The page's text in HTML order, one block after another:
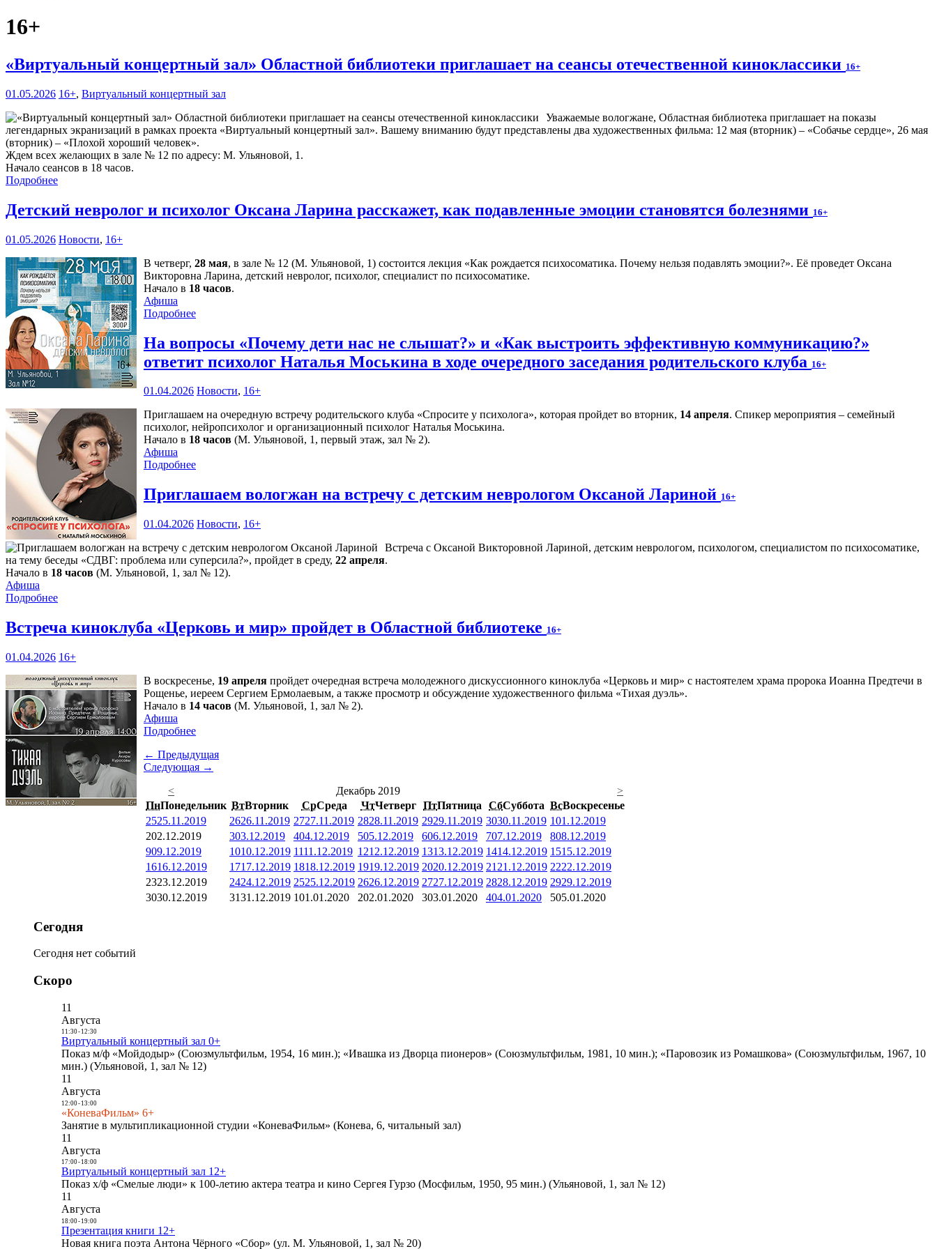
16+
«Виртуальный концертный зал» Областной библиотеки приглашает на сеансы отечественной киноклассики 16+
01.05.2026 16+, Виртуальный концертный зал
Уважаемые вологжане, Областная библиотека приглашает на показы
легендарных экранизаций в рамках проекта «Виртуальный концертный зал». Вашему вниманию будут представлены два художественных фильма: 12 мая (вторник) – «Собачье сердце», 26 мая
(вторник) – «Плохой хороший человек».
Ждем всех желающих в зале № 12 по адресу: М. Ульяновой, 1.
Начало сеансов в 18 часов.
Подробнее
Детский невролог и психолог Оксана Ларина расскажет, как подавленные эмоции становятся болезнями 16+
01.05.2026 Новости, 16+
В четверг, 28 мая, в зале № 12 (М. Ульяновой, 1) состоится лекция «Как рождается психосоматика. Почему нельзя подавлять эмоции?». Её проведет Оксана
Викторовна Ларина, детский невролог, психолог, специалист по психосоматике.
Начало в 18 часов.
Афиша
Подробнее
На вопросы «Почему дети нас не слышат?» и «Как выстроить эффективную коммуникацию?»
ответит психолог Наталья Моськина в ходе очередного заседания родительского клуба 16+
01.04.2026 Новости, 16+
Приглашаем на очередную встречу родительского клуба «Спросите у психолога», которая пройдет во вторник, 14 апреля. Спикер мероприятия – семейный
психолог, нейропсихолог и организационный психолог Наталья Моськина.
Начало в 18 часов (М. Ульяновой, 1, первый этаж, зал № 2).
Афиша
Подробнее
Приглашаем вологжан на встречу с детским неврологом Оксаной Лариной 16+
01.04.2026 Новости, 16+
Встреча с Оксаной Викторовной Лариной, детским неврологом, психологом, специалистом по психосоматике,
на тему беседы «СДВГ: проблема или суперсила?», пройдет в среду, 22 апреля.
Начало в 18 часов (М. Ульяновой, 1, зал № 12).
Афиша
Подробнее
Встреча киноклуба «Церковь и мир» пройдет в Областной библиотеке 16+
01.04.2026 16+
В воскресенье, 19 апреля пройдет очередная встреча молодежного дискуссионного киноклуба «Церковь и мир» с настоятелем храма пророка Иоанна Предтечи в
Рощенье, иереем Сергием Ермолаевым, а также просмотр и обсуждение художественного фильма «Тихая дуэль».
Начало в 14 часов (М. Ульяновой, 1, зал № 2).
Афиша
Подробнее
← Предыдущая
Следующая →
<
Декабрь 2019
>
ПнПонедельник ВтВторник СрСреда ЧтЧетверг ПтПятница СбСуббота ВсВоскресенье
2525.11.2019 2626.11.2019 2727.11.2019 2828.11.2019 2929.11.2019 3030.11.2019 101.12.2019
202.12.2019 303.12.2019 404.12.2019 505.12.2019 606.12.2019 707.12.2019 808.12.2019
909.12.2019 1010.12.2019 1111.12.2019 1212.12.2019 1313.12.2019 1414.12.2019 1515.12.2019
1616.12.2019 1717.12.2019 1818.12.2019 1919.12.2019 2020.12.2019 21 21.12.2019 2222.12.2019
2323.12.2019 2424.12.2019 2525.12.2019 2626.12.2019 2727.12.2019 2828.12.2019 2929.12.2019
3030.12.2019 3131.12.2019 101.01.2020 202.01.2020 303.01.2020 404.01.2020 505.01.2020
Сегодня
Сегодня нет событий
Скоро
11
Августа
11:30- 12:30
Виртуальный концертный зал 0+
Показ м/ф «Мойдодыр» (Союзмультфильм, 1954, 16 мин.); «Ивашка из Дворца пионеров» (Союзмультфильм, 1981, 10 мин.); «Паровозик из Ромашкова» (Союзмультфильм, 1967, 10
мин.) (Ульяновой, 1, зал № 12)
11
Августа
12:00- 13:00
«КоневаФильм» 6+
Занятие в мультипликационной студии «КоневаФильм» (Конева, 6, читальный зал)
11
Августа
17:00- 18:00
Виртуальный концертный зал 12+
Показ х/ф «Смелые люди» к 100-летию актера театра и кино Сергея Гурзо (Мосфильм, 1950, 95 мин.) (Ульяновой, 1, зал № 12)
11
Августа
18:00- 19:00
Презентация книги 12+
Новая книга поэта Антона Чёрного «Сбор» (ул. М. Ульяновой, 1, зал № 20)